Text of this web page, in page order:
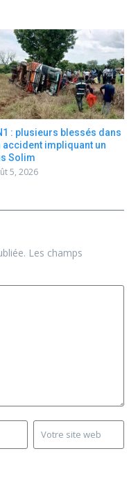
: plusieurs blessés dans
accident impliquant un
Solim
5, 2026
Les champs